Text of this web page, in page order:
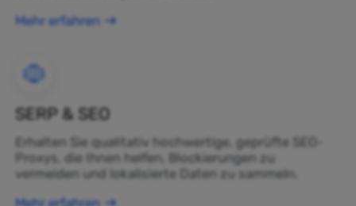
Mehr erfahren
SERP & SEO
Erhalten Sie qualitativ hochwertige, geprüfte SEO-
Proxys, die Ihnen helfen, Blockierungen zu
vermeiden und lokalisierte Daten zu sammeln.